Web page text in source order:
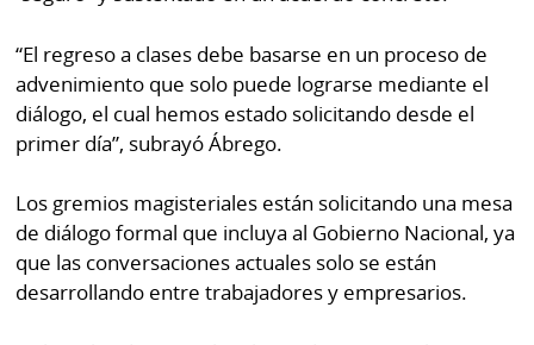
“El regreso a clases debe basarse en un proceso de
advenimiento que solo puede lograrse mediante el
diálogo, el cual hemos estado solicitando desde el
primer día”, subrayó Ábrego.
Los gremios magisteriales están solicitando una mesa
de diálogo formal que incluya al Gobierno Nacional, ya
que las conversaciones actuales solo se están
desarrollando entre trabajadores y empresarios.